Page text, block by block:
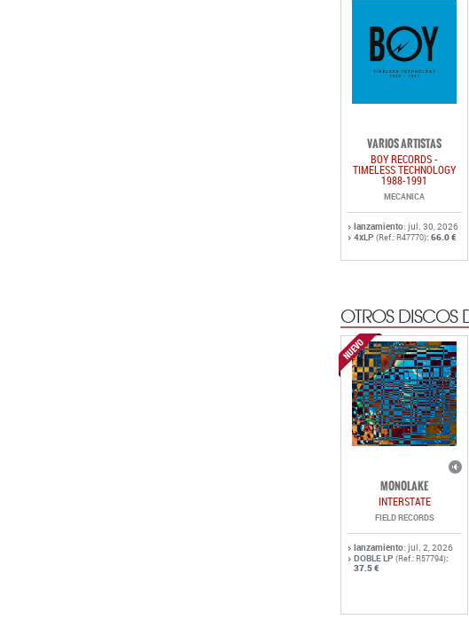
VARIOS ARTISTAS
BOY RECORDS -
TIMELESS TECHNOLOGY
1988-1991
MECANICA
lanzamiento: jul. 30, 2026
4xLP (Ref.: R47770): 66.0 €
OTROS DISCOS
MONOLAKE
INTERSTATE
FIELD RECORDS
lanzamiento: jul. 2, 2026
DOBLE LP (Ref.: R57794):
37.5 €